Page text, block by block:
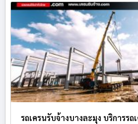
รถเครนรับจ้างบางละมุง บริการรถ